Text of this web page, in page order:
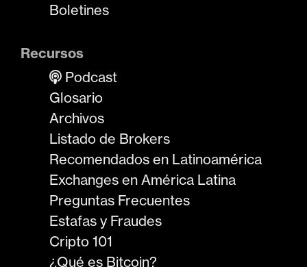
Boletines
Recursos
Podcast
Glosario
Archivos
Listado de Brokers
Recomendados en Latinoamérica
Exchanges en América Latina
Preguntas Frecuentes
Estafas y Fraudes
Cripto 101
¿Qué es Bitcoin?